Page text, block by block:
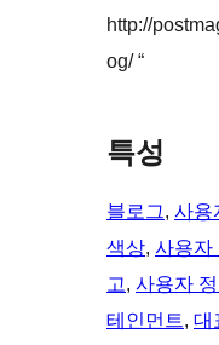
http://
og/ “
특성
블로그, 사용
색상, 사용자
고, 사용자
테인먼트, 대